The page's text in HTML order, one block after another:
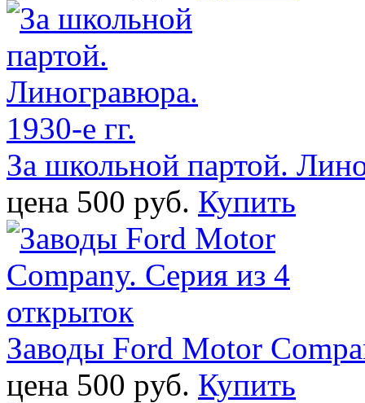
За школьной партой.
цена 500 pуб. Купить
Заводы Ford Motor
цена 500 pуб. Купить